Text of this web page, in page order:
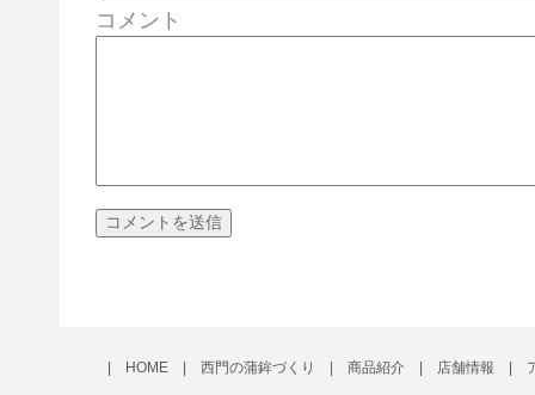
コメント
HOME 西門の蒲鉾づくり 商品紹介 店舗情報